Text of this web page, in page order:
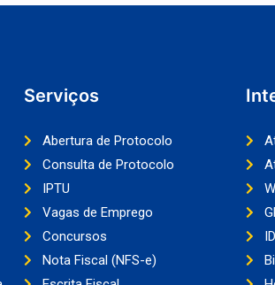
Serviços
Abertura de Protocolo
Consulta de Protocolo
IPTU
Vagas de Emprego
Concursos
Nota Fiscal (NFS-e)